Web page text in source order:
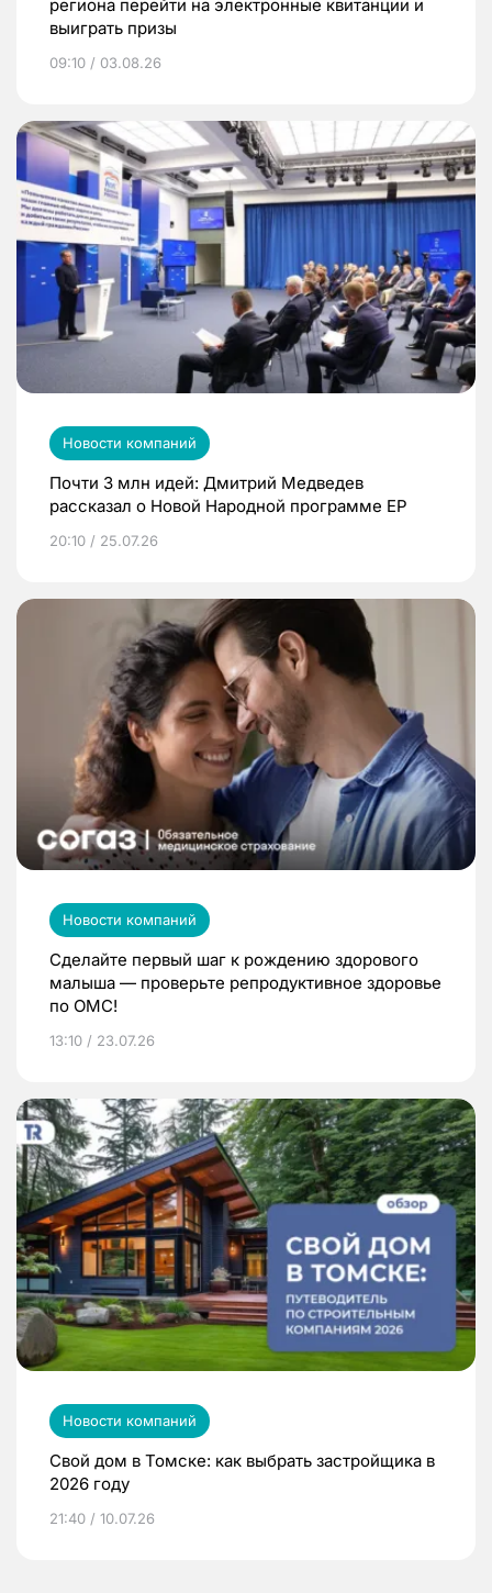
региона перейти на электронные квитанции и
выиграть призы
09:10 / 03.08.26
Новости компаний
Почти 3 млн идей: Дмитрий Медведев
рассказал о Новой Народной программе ЕР
20:10 / 25.07.26
Новости компаний
Сделайте первый шаг к рождению здорового
малыша — проверьте репродуктивное здоровье
по ОМС!
13:10 / 23.07.26
Новости компаний
Свой дом в Томске: как выбрать застройщика в
2026 году
21:40 / 10.07.26